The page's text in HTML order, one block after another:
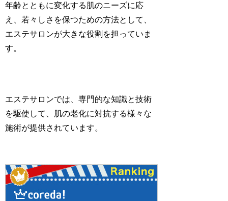
年齢とともに変化する肌のニーズに応
え、若々しさを保つための方法として、
エステサロンが大きな役割を担っていま
す。
エステサロンでは、専門的な知識と技術
を駆使して、肌の老化に対抗する様々な
施術が提供されています。